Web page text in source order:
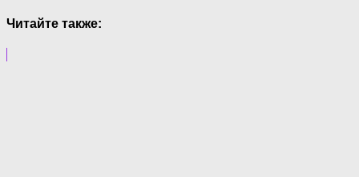
Читайте также: